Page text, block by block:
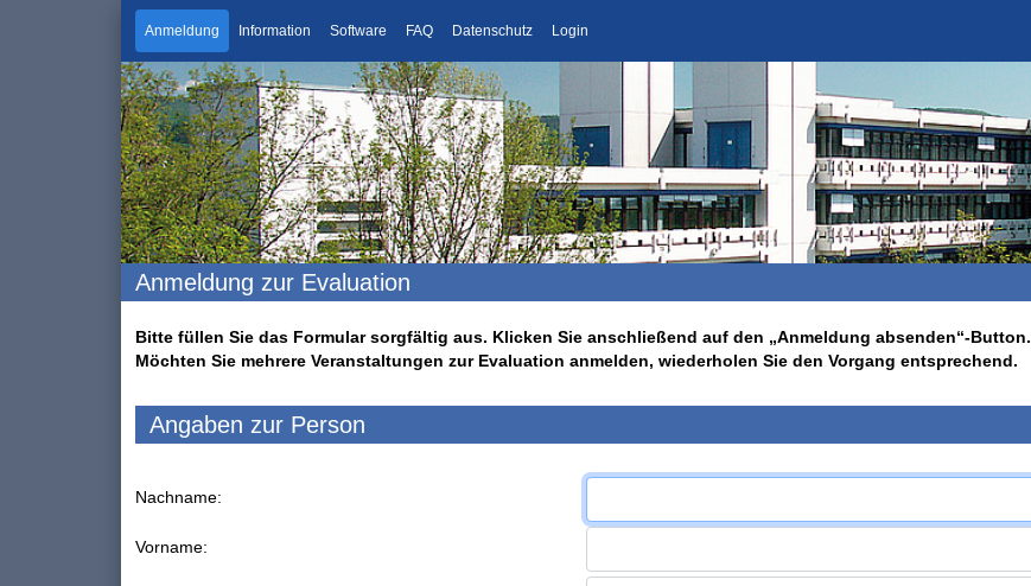
Anmeldung Information Software FAQ Datenschutz Login
Anmeldung zur Evaluation
Bitte füllen Sie das Formular sorgfältig aus. Klicken Sie anschließend auf den „Anmeldung absenden“-Button.
Möchten Sie mehrere Veranstaltungen zur Evaluation anmelden, wiederholen Sie den Vorgang entsprechend.
Angaben zur Person
Nachname:
Vorname: